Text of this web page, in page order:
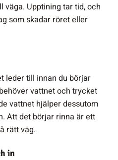
väga. Upptining tar tid, och
som skadar röret eller
leder till innan du börjar
vattnet och trycket
vattnet hjälper dessutom
Att det börjar rinna är ett
rätt väg.
in